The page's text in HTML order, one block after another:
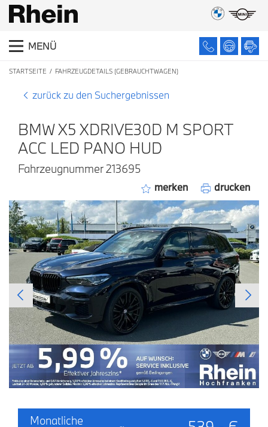
MENÜ
STARTSEITE FAHRZEUGDETAILS (GEBRAUCHTWAGEN)
zurück zu den Suchergebnissen
BMW X5 XDRIVE30D M SPORT
ACC LED PANO HUD
Fahrzeugnummer 213695
merken drucken
Monatliche